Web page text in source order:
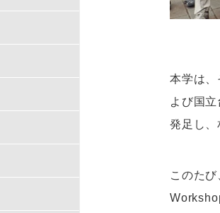
本学は
よび国
発足し
このた